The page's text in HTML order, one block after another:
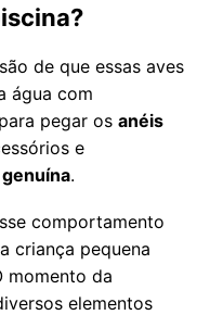
de que essas aves
água com
pegar os anéis
e
.
comportamento
criança pequena
momento da
elementos